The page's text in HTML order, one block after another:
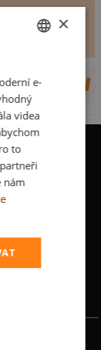
SLOVAK
×
e-
videa
to
nám